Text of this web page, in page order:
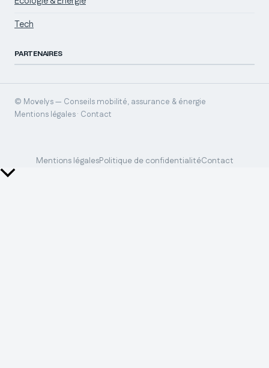
Tech
PARTENAIRES
© Movelys — Conseils mobilité, assurance & énergie
Mentions légales · Contact
Mentions légalesPolitique de confidentialitéContact